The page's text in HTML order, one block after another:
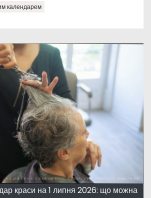
календарем
краси на 1 липня 2026: що можна